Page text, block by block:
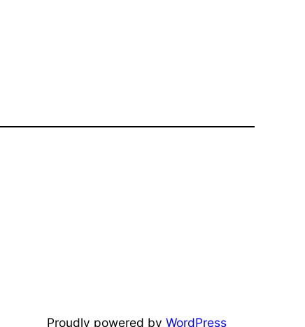
Proudly powered by WordPress